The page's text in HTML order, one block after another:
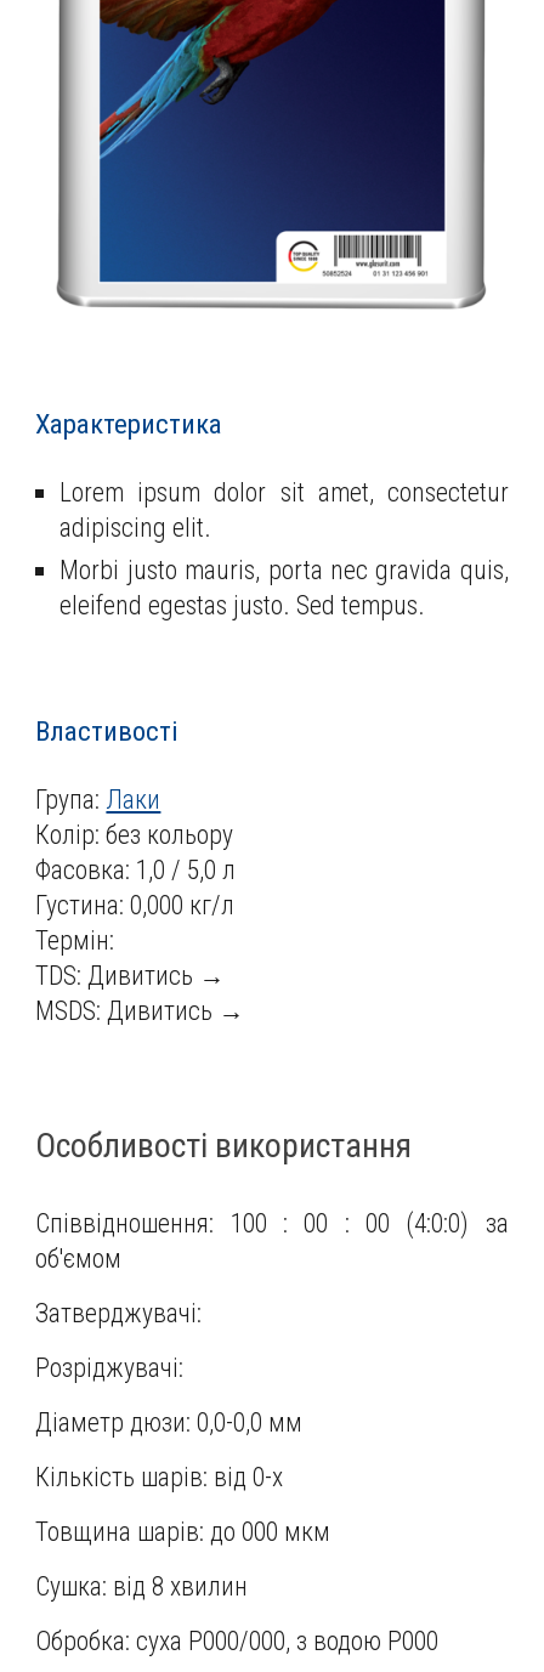
Характеристика
Lorem ipsum dolor sit amet, consectetur
adipiscing elit.
Morbi justo mauris, porta nec gravida quis,
eleifend egestas justo. Sed tempus.
Властивості
Група: Лаки
Колір: без кольору
Фасовка: 1,0 / 5,0 л
Густина: 0,000 кг/л
Термін:
TDS:Дивитись →
MSDS:Дивитись →
Особливості використання
Співвідношення: 100 : 00 : 00 (4:0:0) за
об'ємом
Затверджувачі:
Розріджувачі:
Діаметр дюзи: 0,0-0,0 мм
Кількість шарів: від 0-х
Товщина шарів: до 000 мкм
Сушка: від 8 хвилин
Обробка: суха Р000/000, з водою Р000